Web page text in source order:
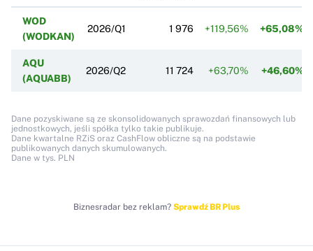
WOD
(WODKAN)
2026/Q1 1 976 +119,56% +65,08%
AQU
(AQUABB)
2026/Q2 11 724 +63,70% +46,60%
Dane pozyskiwane są ze skonsolidowanych sprawozdań finansowych lub
jednostkowych, jeśli spółka tylko takie publikuje.
Dane kwartalne RZiS oraz CashFlow obliczne są na podstawie
publikowanych danych skumulowanych.
Dane w tys. PLN
Biznesradar bez reklam? Sprawdź BR Plus